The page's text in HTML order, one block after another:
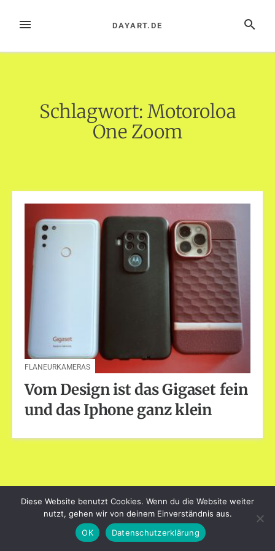
InhaltMENÜ SUCHE
DAYART.DE
Schlagwort: Motoroloa
One Zoom
FLANEURKAMERAS
Vom Design ist das Gigaset fein
und das Iphone ganz klein
dayart.de
Stolz präsentiert von WordPress|Theme: Loose von
BlogOnYourOwn.com.
Diese Website benutzt Cookies. Wenn du die Website weiter
nutzt, gehen wir von deinem Einverständnis aus.
OK
Datenschutzerklärung